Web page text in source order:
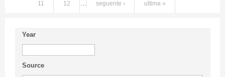
11 12 … seguente › ultima »
Year
Source